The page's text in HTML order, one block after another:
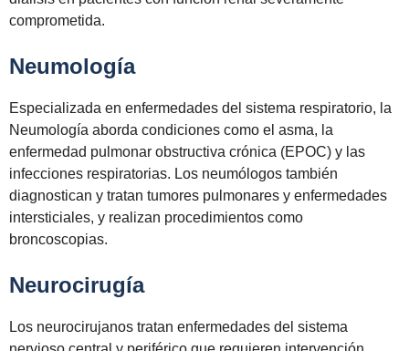
comprometida.
Neumología
Especializada en enfermedades del sistema respiratorio, la
Neumología aborda condiciones como el asma, la
enfermedad pulmonar obstructiva crónica (EPOC) y las
infecciones respiratorias. Los neumólogos también
diagnostican y tratan tumores pulmonares y enfermedades
intersticiales, y realizan procedimientos como
broncoscopias.
Neurocirugía
Los neurocirujanos tratan enfermedades del sistema